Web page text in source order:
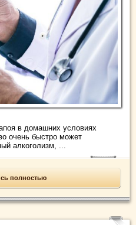
в домашних условиях
очень быстро может
алкоголизм, ...
полностью